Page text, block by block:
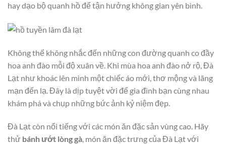
hay dạo bộ quanh hồ để tận hưởng không gian yên bình.
Không thể không nhắc đến những con đường quanh co đầy
hoa anh đào mỗi độ xuân về. Khi mùa hoa anh đào nở rộ, Đà
Lạt như khoác lên mình một chiếc áo mới, thơ mộng và lãng
mạn đến lạ. Đây là dịp tuyệt vời để gia đình bạn cùng nhau
khám phá và chụp những bức ảnh kỷ niệm đẹp.
Đà Lạt còn nổi tiếng với các món ăn đặc sản vùng cao. Hãy
thử bánh ướt lòng gà, món ăn đặc trưng của Đà Lạt với